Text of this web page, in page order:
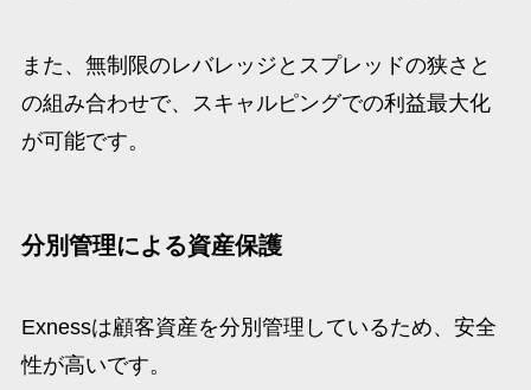
また、無制限のレバレッジとスプレッドの狭さと
の組み合わせで、スキャルピングでの利益最大化
が可能です。
分別管理による資産保護
Exnessは顧客資産を分別管理しているため、安全
性が高いです。